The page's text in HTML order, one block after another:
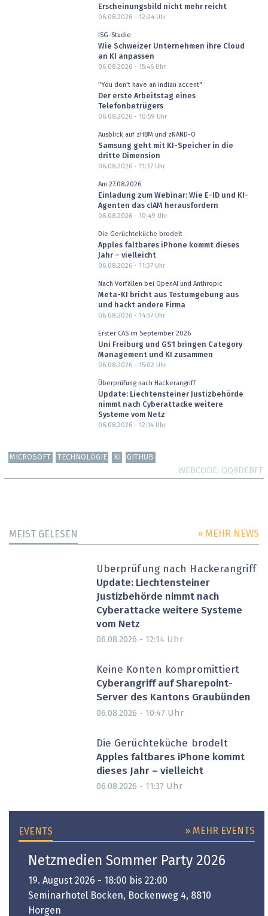
Erscheinungsbild nicht mehr reicht
06.08.2026 - 12:24Uhr
ISG-Studie
Wie Schweizer Unternehmen ihre Cloud
an KI anpassen
06.08.2026 - 15:46Uhr
"You don't have an indian accent"
Der erste Arbeitstag eines
Telefonbetrügers
06.08.2026 - 10:59 Uhr
Ausblick auf zHBM und zNAND-O
Samsung geht mit KI-Speicher in die
dritte Dimension
06.08.2026 - 11:37Uhr
Am 27.08.2026
Einladung zum Webinar: Wie E-ID und KI-
Agenten das cIAM herausfordern
06.08.2026 - 10:49 Uhr
Die Gerüchteküche brodelt
Apples faltbares iPhone kommt dieses
Jahr – vielleicht
06.08.2026 - 11:37Uhr
Nach Vorfällen bei OpenAI und Anthropic
Meta-KI bricht aus Testumgebung aus
und hackt andere Firma
06.08.2026 - 14:57Uhr
Erster CAS im September 2026
Uni Freiburg und GS1 bringen Category
Management und KI zusammen
06.08.2026 - 15:02 Uhr
Überprüfung nach Hackerangriff
Update: Liechtensteiner Justizbehörde
nimmt nach Cyberattacke weitere
Systeme vom Netz
06.08.2026 - 12:14Uhr
MICROSOFT TECHNOLOGIE KI GITHUB
WEBCODE QQ9DEBFF
MEIST GELESEN » MEHR NEWS
Überprüfung nach Hackerangriff
Update: Liechtensteiner
Justizbehörde nimmt nach
Cyberattacke weitere Systeme
vom Netz
06.08.2026 - 12:14 Uhr
Keine Konten kompromittiert
Cyberangriff auf Sharepoint-
Server des Kantons Graubünden
06.08.2026 - 10:47 Uhr
Die Gerüchteküche brodelt
Apples faltbares iPhone kommt
dieses Jahr – vielleicht
06.08.2026 - 11:37 Uhr
EVENTS » MEHR EVENTS
Netzmedien Sommer Party 2026
19. August 2026 - 18:00 bis 22:00
Seminarhotel Bocken, Bockenweg 4, 8810
Horgen